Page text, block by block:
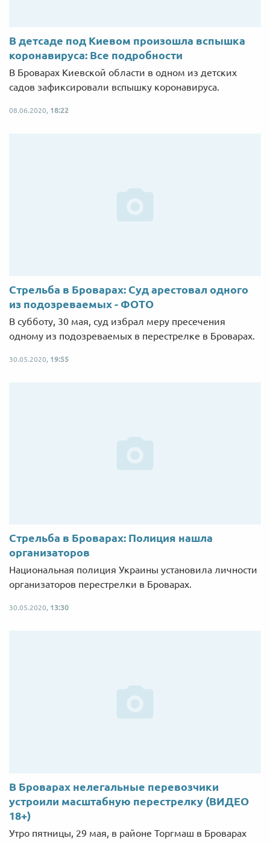
В детсаде под Киевом произошла вспышка
коронавируса: Все подробности
В Броварах Киевской области в одном из детских
садов зафиксировали вспышку коронавируса.
08.06.2020, 18:22
Cтрельба в Броварах: Суд арестовал одного
из подозреваемых - ФОТО
В субботу, 30 мая, суд избрал меру пресечения
одному из подозреваемых в перестрелке в Броварах.
30.05.2020, 19:55
Стрельба в Броварах: Полиция нашла
организаторов
Национальная полиция Украины установила личности
организаторов перестрелки в Броварах.
30.05.2020, 13:30
В Броварах нелегальные перевозчики
устроили масштабную перестрелку (ВИДЕО
18+)
Утро пятницы, 29 мая, в районе Торгмаш в Броварах